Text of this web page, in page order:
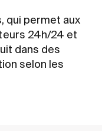
qui permet aux
24h/24 et
dans des
selon les